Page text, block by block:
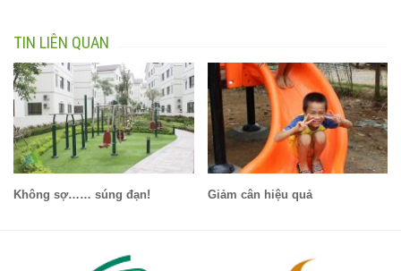
TIN LIÊN QUAN
Không sợ…… súng đạn! Giảm cân hiệu quả